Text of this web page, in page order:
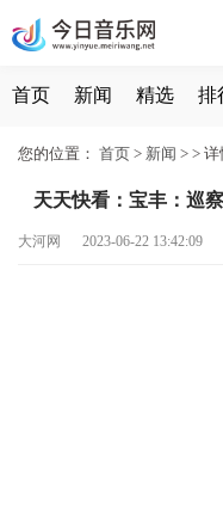
首页 新闻 精选 排
您的位置： 首页 > 新闻 > > 详
天天快看：宝丰：巡
大河网 2023-06-22 13:42:09